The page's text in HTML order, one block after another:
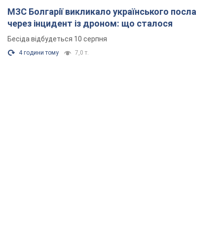
МЗС Болгарії викликало українського посла
через інцидент із дроном: що сталося
Бесіда відбудеться 10 серпня
4 години тому 7,0 т.